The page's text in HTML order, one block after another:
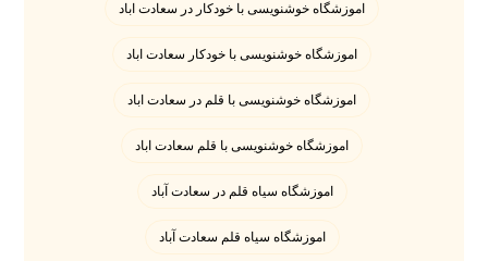
اموزشگاه خوشنویسی با خودکار در سعادت اباد
اموزشگاه خوشنویسی با خودکار سعادت اباد
اموزشگاه خوشنویسی با قلم در سعادت اباد
اموزشگاه خوشنویسی با قلم سعادت اباد
اموزشگاه سیاه قلم در سعادت آباد
اموزشگاه سیاه قلم سعادت آباد